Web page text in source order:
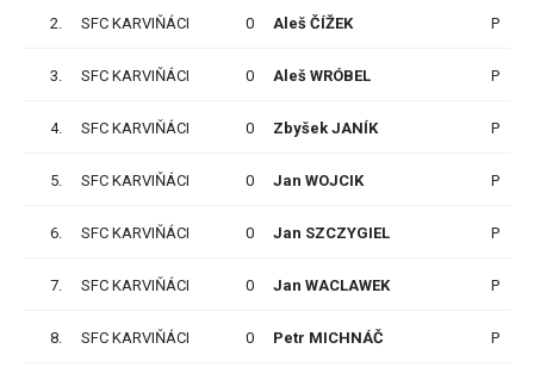
2. SFC KARVIŇÁCI 0 Aleš ČÍŽEK P
3. SFC KARVIŇÁCI 0 Aleš WRÓBEL P
4. SFC KARVIŇÁCI 0 Zbyšek JANÍK P
5. SFC KARVIŇÁCI 0 Jan WOJCIK P
6. SFC KARVIŇÁCI 0 Jan SZCZYGIEL P
7. SFC KARVIŇÁCI 0 Jan WACLAWEK P
8. SFC KARVIŇÁCI 0 Petr MICHNÁČ P